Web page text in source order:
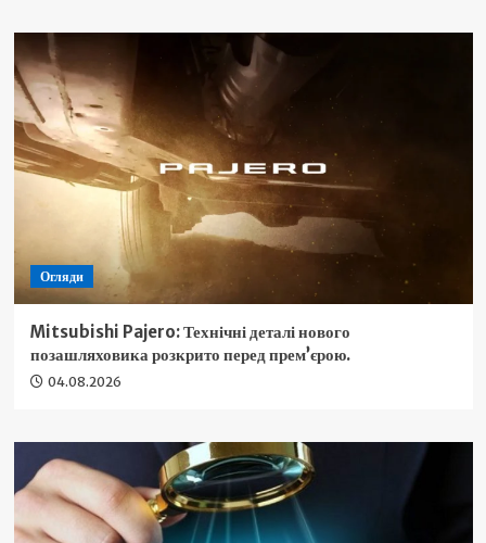
Огляди
Mitsubishi Pajero: Технічні деталі нового
позашляховика розкрито перед прем’єрою.
04.08.2026